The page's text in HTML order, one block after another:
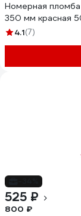
Номерная пломба
350 мм красная
4.1(7)
525 ₽
800 ₽